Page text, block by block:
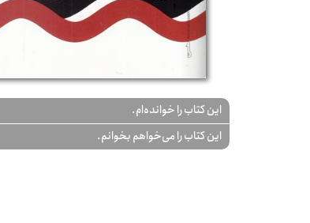
این کتاب را خوانده‌ام.
این کتاب را می‌خواهم بخوانم.